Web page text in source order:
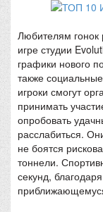
Любителям гонок
игре студии
графики нового
также
игроки смогут
принимать
опробовать
расслабиться.
не боятся
тоннели.
секунд,